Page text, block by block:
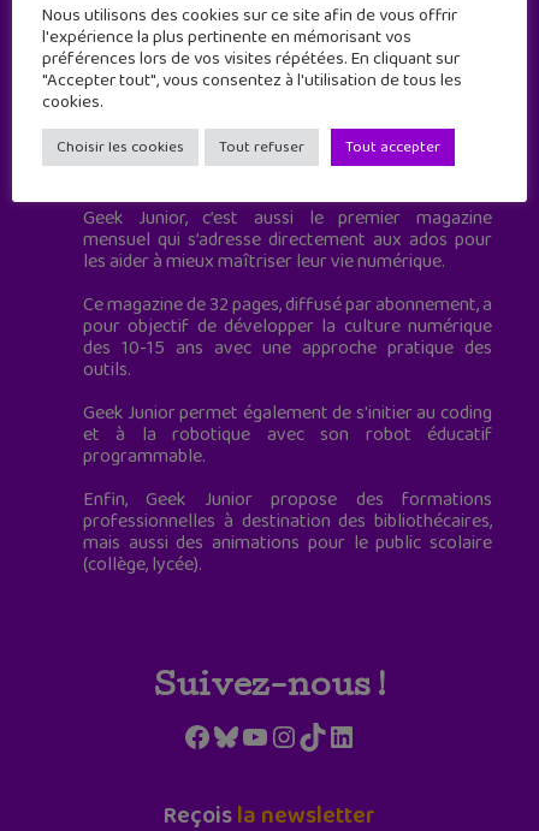
Geek Junior est le premier site de culture numérique
à destination des adolescents.
Geek Junior, c’est aussi le premier magazine
mensuel qui s’adresse directement aux ados pour
les aider à mieux maîtriser leur vie numérique.
Ce magazine de 32 pages, diffusé par abonnement, a
pour objectif de développer la culture numérique
des 10-15 ans avec une approche pratique des
outils.
Geek Junior permet également de s'initier au coding
et à la robotique avec son robot éducatif
programmable.
Enfin, Geek Junior propose des formations
professionnelles à destination des bibliothécaires,
mais aussi des animations pour le public scolaire
(collège, lycée).
Suivez-nous !
Facebook
Bluesky
YouTube
Instagram
TikTokLinkedIn
Reçoisla newsletter
Nous utilisons des cookies sur ce site afin de vous offrir
l'expérience la plus pertinente en mémorisant vos
préférences lors de vos visites répétées. En cliquant sur
"Accepter tout", vous consentez à l'utilisation de tous les
cookies.
Choisir les cookies Tout refuser Tout accepter